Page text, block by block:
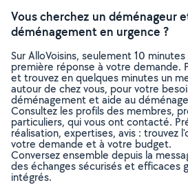
Vous cherchez un déménageur
déménagement en urgence ?
Sur AlloVoisins, seulement 10
première réponse à votre demande.
et trouvez en quelques minutes un
autour de chez vous, pour votre
déménagement et aide au
Consultez les profils des membres,
particuliers, qui vous ont contacté.
réalisation, expertises, avis : trouvez
votre demande et à votre budget.
Conversez ensemble depuis la
des échanges sécurisés et efficaces
intégrés.